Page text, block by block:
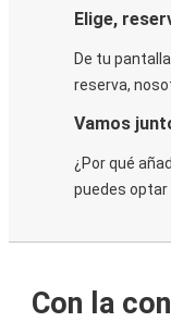
Elige,
De tu
reserva,
Vamos
¿Por qué
puedes
Con la